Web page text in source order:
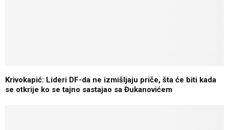
Krivokapić: Lideri DF-da ne izmišljaju priče, šta će biti kada
se otkrije ko se tajno sastajao sa Đukanovićem